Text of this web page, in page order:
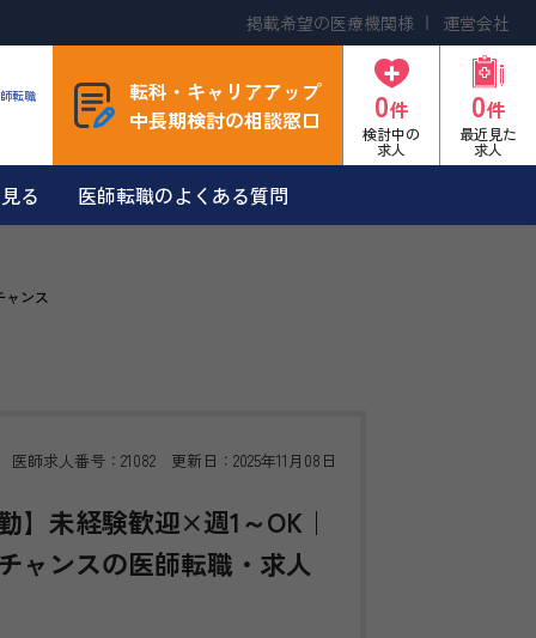
掲載希望の医療機関様 運営会社
転職
転科・キャリアアップ
中長期検討の相談窓口
0件
検討中の
求人
0件
最近見た
求人
る 医師転職のよくある質問
ンス
医師求人番号：21082 更新日：2025年11月08日
】未経験歓迎×週1～OK｜
ャンスの医師転職・求人